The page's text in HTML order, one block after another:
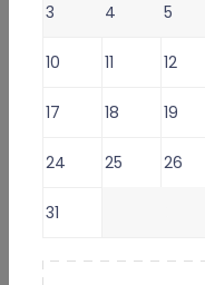
Konsultacja lekarska
Konsultacja lekarska
3 4 5
10 11 12
17 18 19
24 25 26
31